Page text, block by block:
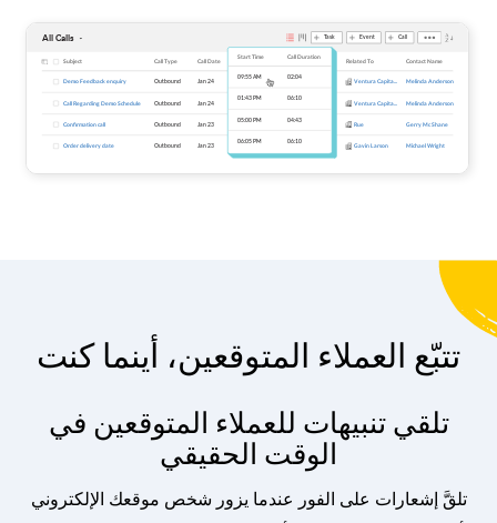
تتبّع العملاء المتوقعين، أينما كنت
تلقي تنبيهات للعملاء المتوقعين في
الوقت الحقيقي
تلقَّ إشعارات على الفور عندما يزور شخص موقعك الإلكتروني